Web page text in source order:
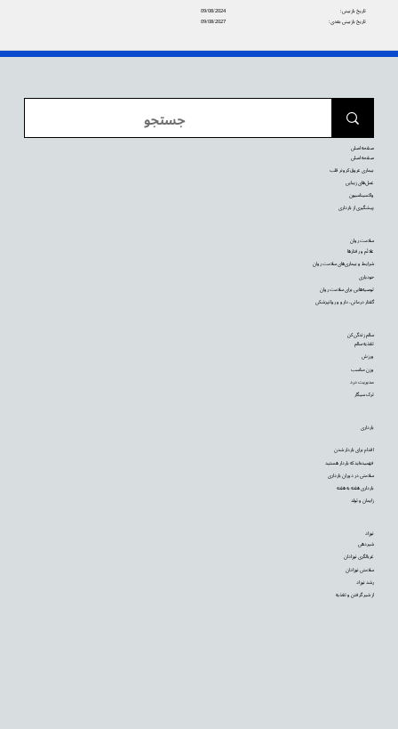
09/08/2024
تاریخ بازبینی:
09/08/2027
تاریخ بازبینی بعدی:
نوزاد
شیردهی
غربالگری نوزادان
سلامتی نوزادان
رشد نوزاد
از شیر گرفتن و تغذیه
بارداری
اقدام برای باردار شدن
فهمیده‌اید که باردار هستید
سلامتی در دوران بارداری
بارداری هفته به هفته
زایمان و تولد
سالم زندگی کن
تغذیه سالم
ورزش
وزن مناسب
مدیریت درد
ترک سیگار
سلامت روان
علائم و رفتارها
شرایط و بیماری‌های سلامت روان
خودیاری
توصیه‌‌هایی برای سلامت روان
گفتار درمانی، دارو و روانپزشکی
صفحه اصلی
صفحه اصلی
بیماری عروق کرونر قلب
عمل‌های زیبایی
واکسیناسیون
پیشگیری از بارداری